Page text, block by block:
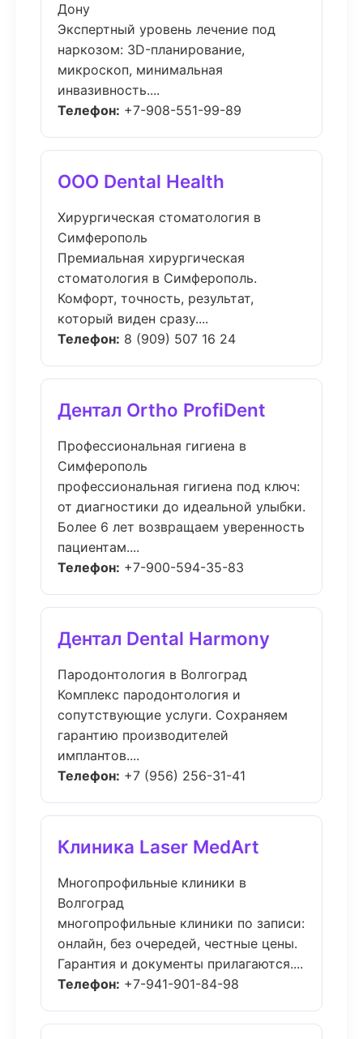
Дону
Экспертный уровень лечение под
наркозом: 3D-планирование,
микроскоп, минимальная
инвазивность....
Телефон: +7-908-551-99-89
ООО Dental Health
Хирургическая стоматология в
Симферополь
Премиальная хирургическая
стоматология в Симферополь.
Комфорт, точность, результат,
который виден сразу....
Телефон: 8 (909) 507 16 24
Дентал Ortho ProfiDent
Профессиональная гигиена в
Симферополь
профессиональная гигиена под ключ:
от диагностики до идеальной улыбки.
Более 6 лет возвращаем уверенность
пациентам....
Телефон: +7-900-594-35-83
Дентал Dental Harmony
Пародонтология в Волгоград
Комплекс пародонтология и
сопутствующие услуги. Сохраняем
гарантию производителей
имплантов....
Телефон: +7 (956) 256-31-41
Клиника Laser MedArt
Многопрофильные клиники в
Волгоград
многопрофильные клиники по записи:
онлайн, без очередей, честные цены.
Гарантия и документы прилагаются....
Телефон: +7-941-901-84-98